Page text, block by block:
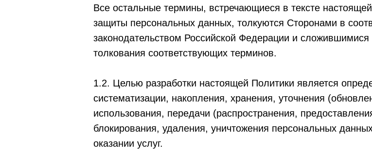
Все остальные термины, встречающиеся в тексте
защиты персональных данных, толкуются Сторонами в
законодательством Российской Федерации и
толкования соответствующих терминов.
1.2. Целью разработки настоящей Политики является
систематизации, накопления, хранения, уточнения
использования, передачи (распространения,
блокирования, удаления, уничтожения персональных
оказании услуг.